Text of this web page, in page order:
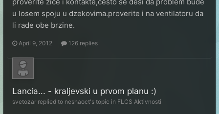
u losem spoju u dzekovima.proverite i na ventilatoru da
li rade obe brzine.
April 9, 2012 126 replies
Lancia... - kraljevski u prvom planu :)
svetozar replied to neshaoct's topic in FLCS Aktivnosti